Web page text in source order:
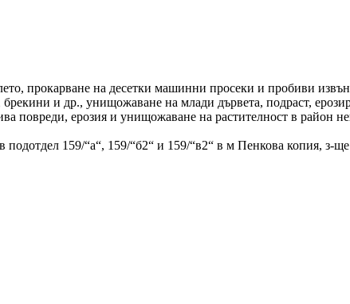
прокарване на десетки машинни просеки и пробиви
и др., унищожаване на млади дървета, подраст,
повреди, ерозия и унищожаване на растителност в район
159/“а“, 159/“б2“ и 159/“в2“ в м Пенкова копия, з-